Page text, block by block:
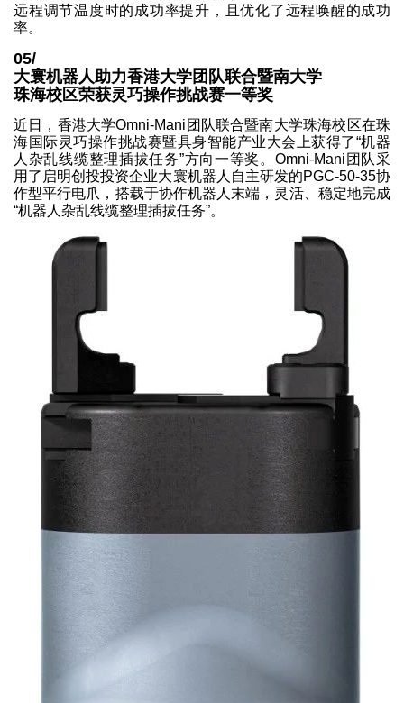
远程调节温度时的成功率提升，且优化了远程唤醒的成功
率。
05/
大寰机器人助力香港大学团队联合暨南大学
珠海校区荣获灵巧操作挑战赛一等奖
近日，香港大学Omni-Mani团队联合暨南大学珠海校区在珠
海国际灵巧操作挑战赛暨具身智能产业大会上获得了“机器
人杂乱线缆整理插拔任务”方向一等奖。Omni-Mani团队采
用了启明创投投资企业大寰机器人自主研发的PGC-50-35协
作型平行电爪，搭载于协作机器人末端，灵活、稳定地完成
“机器人杂乱线缆整理插拔任务”。